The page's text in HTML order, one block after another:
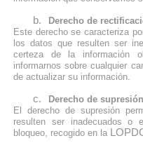
b.
Derecho de
Este derecho se caracteriza
los datos que resulten ser
certeza de la información
informarnos sobre cualquier
de actualizar su información.
c.
Derecho de
El derecho de supresión
resulten ser inadecuados o
bloqueo, recogido en la